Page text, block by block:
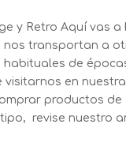
y Retro Aquí vas a
nos transportan a
habituales de
visitarnos en
productos de
revise nuestro